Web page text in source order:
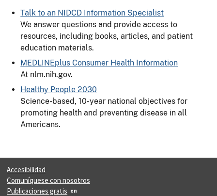
Talk to an NIDCD Information Specialist
We answer questions and provide access to
resources, including books, articles, and patient
education materials.
MEDLINEplus Consumer Health Information
At nlm.nih.gov.
Healthy People 2030
Science-based, 10-year national objectives for
promoting health and preventing disease in all
Americans.
Accesibilidad
Comuníquese con nosotros
Publicaciones gratis